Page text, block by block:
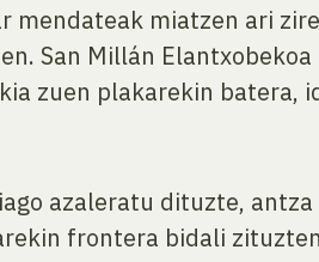
miatzen ari
San Millán
zuen plakarekin batera,
azaleratu dituzte,
frontera bidali